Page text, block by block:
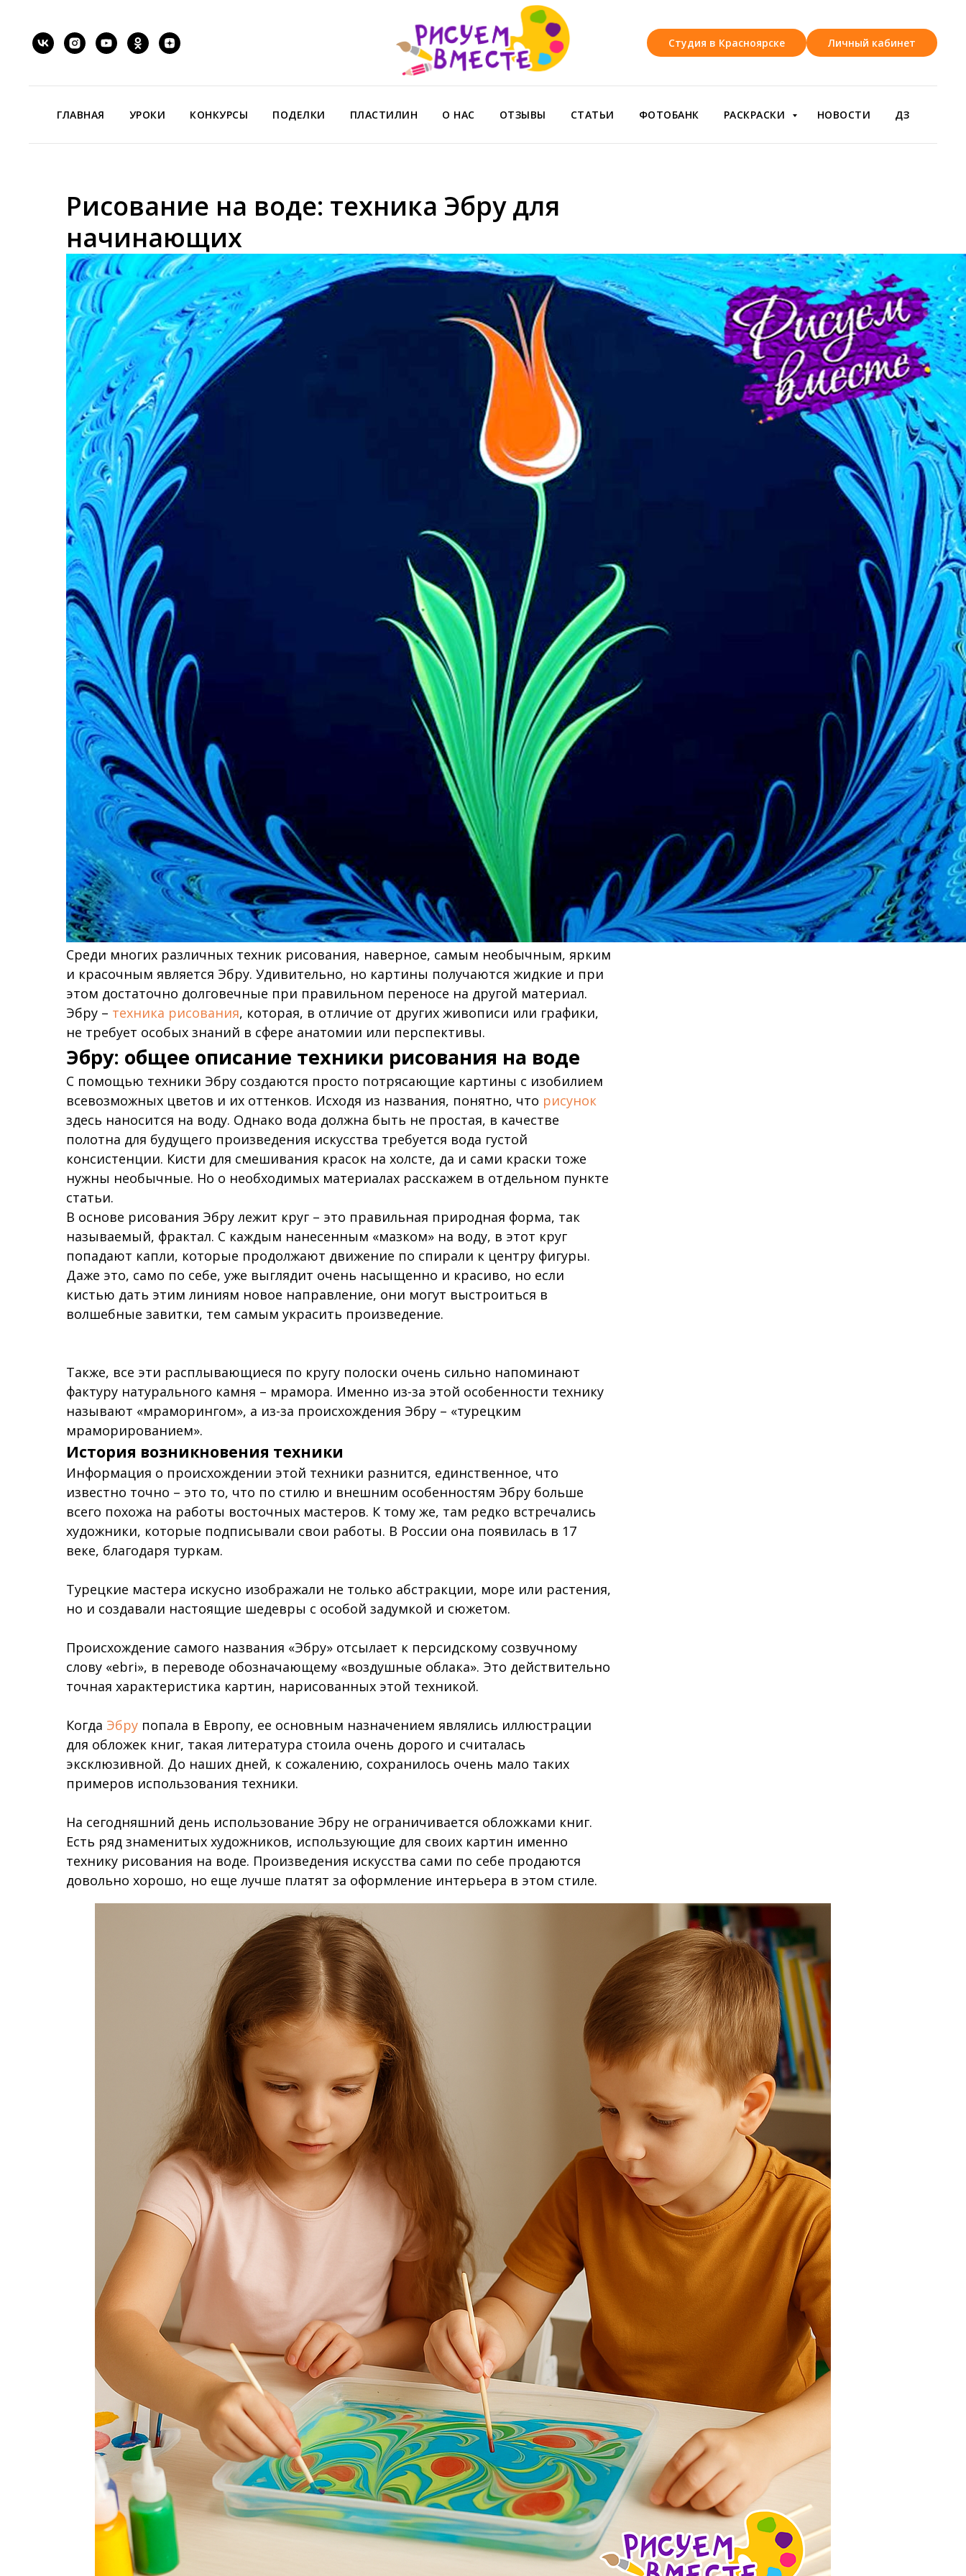
Студия в Красноярске Личный кабинет
ГЛАВНАЯ УРОКИ КОНКУРСЫ ПОДЕЛКИ ПЛАСТИЛИН О НАС ОТЗЫВЫ СТАТЬИ ФОТОБАНК РАСКРАСКИ НОВОСТИ ДЗ
Рисование на воде: техника Эбру для
начинающих
Среди многих различных техник рисования, наверное, самым необычным, ярким
и красочным является Эбру. Удивительно, но картины получаются жидкие и при
этом достаточно долговечные при правильном переносе на другой материал.
Эбру – техника рисования, которая, в отличие от других живописи или графики,
не требует особых знаний в сфере анатомии или перспективы.
Эбру: общее описание техники рисования на воде
С помощью техники Эбру создаются просто потрясающие картины с изобилием
всевозможных цветов и их оттенков. Исходя из названия, понятно, что рисунок
здесь наносится на воду. Однако вода должна быть не простая, в качестве
полотна для будущего произведения искусства требуется вода густой
консистенции. Кисти для смешивания красок на холсте, да и сами краски тоже
нужны необычные. Но о необходимых материалах расскажем в отдельном пункте
статьи.
В основе рисования Эбру лежит круг – это правильная природная форма, так
называемый, фрактал. С каждым нанесенным «мазком» на воду, в этот круг
попадают капли, которые продолжают движение по спирали к центру фигуры.
Даже это, само по себе, уже выглядит очень насыщенно и красиво, но если
кистью дать этим линиям новое направление, они могут выстроиться в
волшебные завитки, тем самым украсить произведение.
Также, все эти расплывающиеся по кругу полоски очень сильно напоминают
фактуру натурального камня – мрамора. Именно из-за этой особенности технику
называют «мраморингом», а из-за происхождения Эбру – «турецким
мраморированием».
История возникновения техники
Информация о происхождении этой техники разнится, единственное, что
известно точно – это то, что по стилю и внешним особенностям Эбру больше
всего похожа на работы восточных мастеров. К тому же, там редко встречались
художники, которые подписывали свои работы. В России она появилась в 17
веке, благодаря туркам.
Турецкие мастера искусно изображали не только абстракции, море или растения,
но и создавали настоящие шедевры с особой задумкой и сюжетом.
Происхождение самого названия «Эбру» отсылает к персидскому созвучному
слову «ebri», в переводе обозначающему «воздушные облака». Это действительно
точная характеристика картин, нарисованных этой техникой.
Когда Эбру попала в Европу, ее основным назначением являлись иллюстрации
для обложек книг, такая литература стоила очень дорого и считалась
эксклюзивной. До наших дней, к сожалению, сохранилось очень мало таких
примеров использования техники.
На сегодняшний день использование Эбру не ограничивается обложками книг.
Есть ряд знаменитых художников, использующие для своих картин именно
технику рисования на воде. Произведения искусства сами по себе продаются
довольно хорошо, но еще лучше платят за оформление интерьера в этом стиле.